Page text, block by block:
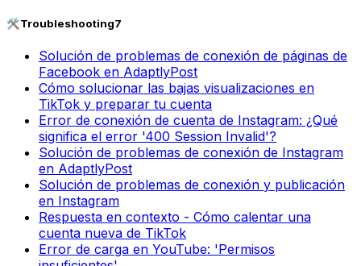
🛠️Troubleshooting7
Solución de problemas de conexión de páginas de
Facebook en AdaptlyPost
Cómo solucionar las bajas visualizaciones en
TikTok y preparar tu cuenta
Error de conexión de cuenta de Instagram: ¿Qué
significa el error '400 Session Invalid'?
Solución de problemas de conexión de Instagram
en AdaptlyPost
Solución de problemas de conexión y publicación
en Instagram
Respuesta en contexto - Cómo calentar una
cuenta nueva de TikTok
Error de carga en YouTube: 'Permisos